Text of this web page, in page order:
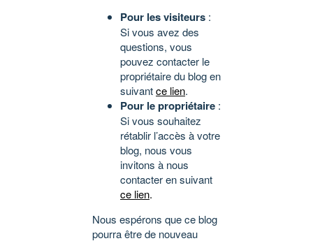
Pour les visiteurs :
Si vous avez des
questions, vous
pouvez contacter le
propriétaire du blog en
suivantce lien.
Pour le propriétaire :
Si vous souhaitez
rétablir l’accès à votre
blog, nous vous
invitons à nous
contacter en suivant
ce lien.
Nous espérons que ce blog
pourra être de nouveau